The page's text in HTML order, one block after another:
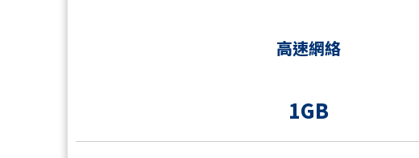
高速網絡
1GB